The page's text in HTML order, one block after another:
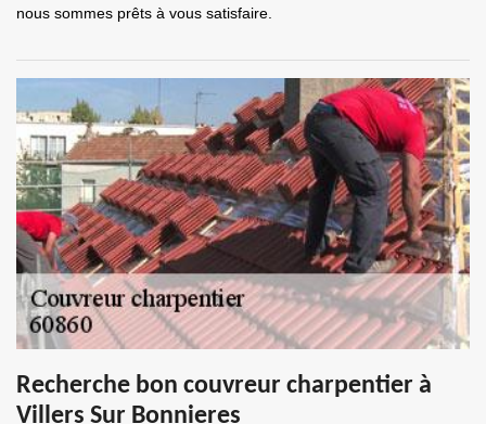
nous sommes prêts à vous satisfaire.
Recherche bon couvreur charpentier à
Villers Sur Bonnieres